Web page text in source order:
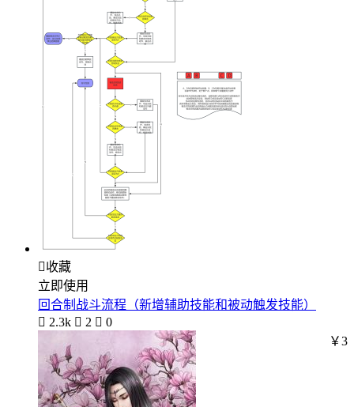
收藏
立即使用
回合制战斗流程（新增辅助技能和被动触发技能）
 2.3k  2  0
￥3